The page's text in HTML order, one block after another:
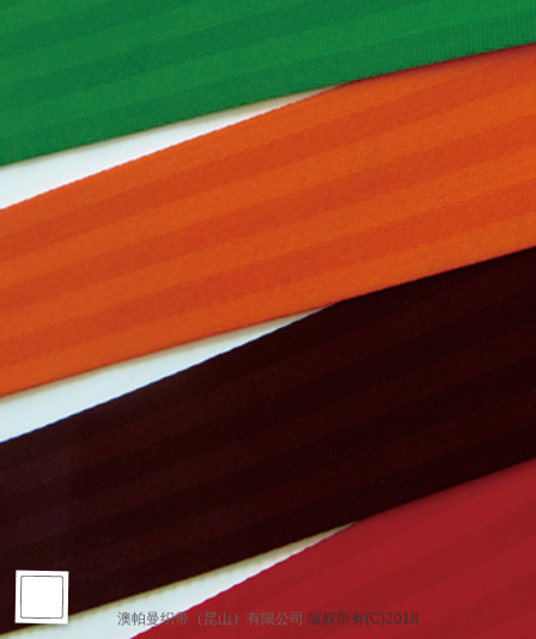
澳帕曼织带（昆山）有限公司 版权所有(C)2018